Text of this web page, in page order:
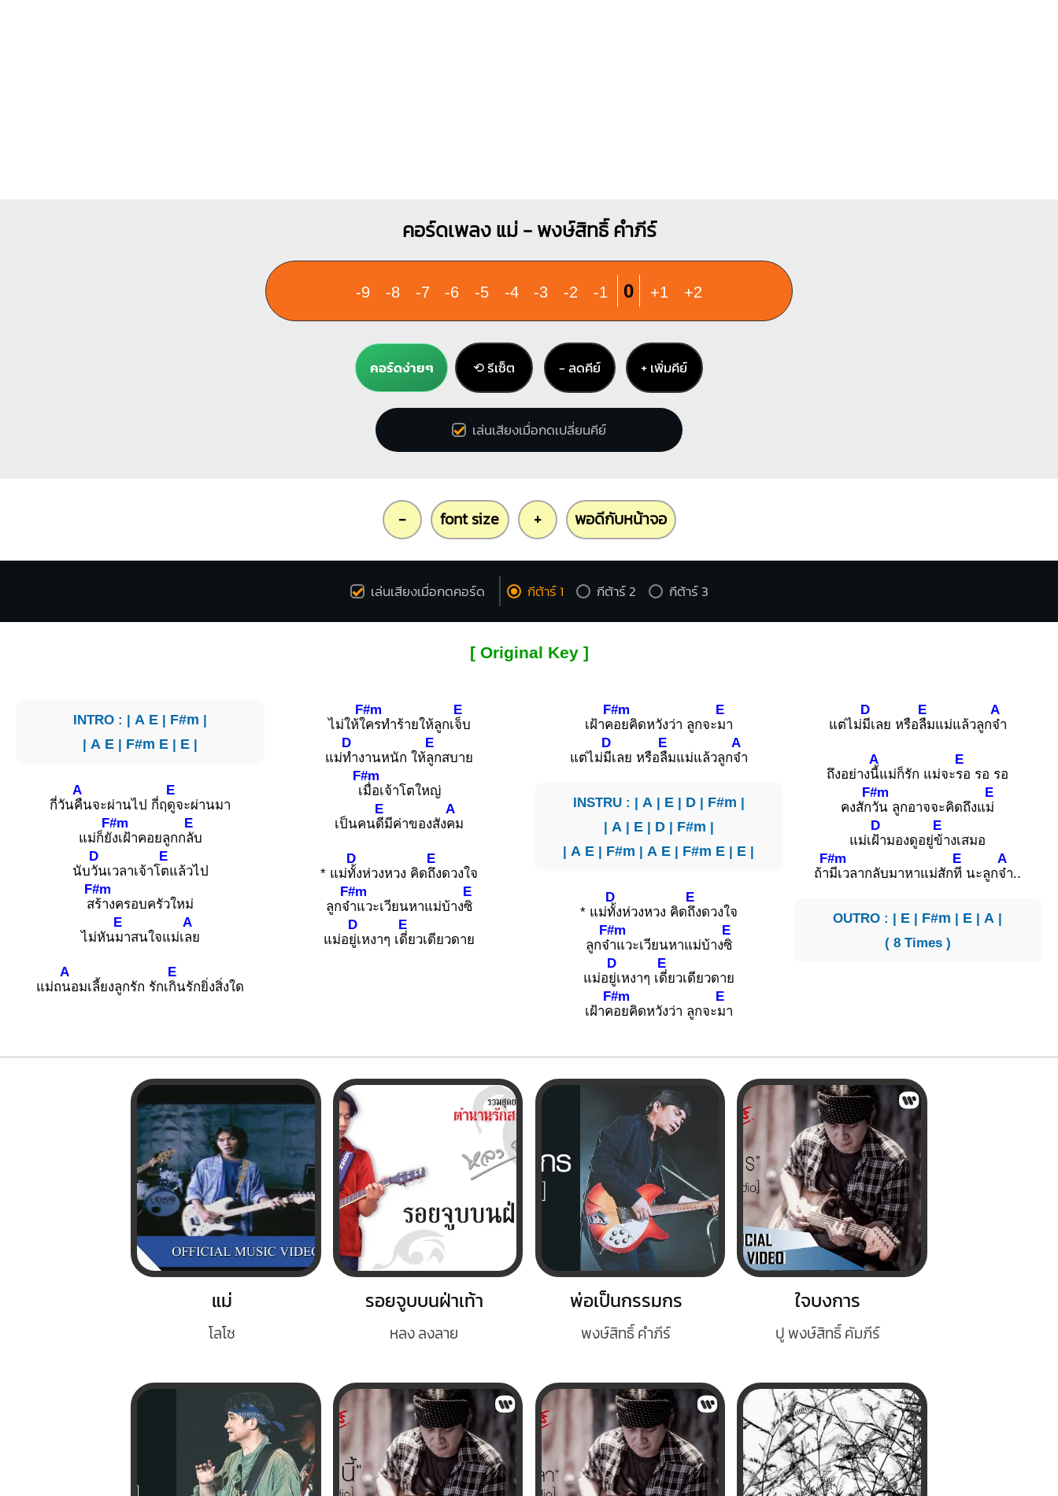
คอร์ดเพลง แม่ - พงษ์สิทธิ์ คำภีร์
-9 -8 -7 -6 -5 -4 -3 -2 -1 0 +1 +2
คอร์ดง่ายๆ ⟲ รีเซ็ต − ลดคีย์ + เพิ่มคีย์
เล่นเสียงเมื่อกดเปลี่ยนคีย์
- font size + พอดีกับหน้าจอ
เล่นเสียงเมื่อกดคอร์ด กีต้าร์ 1 กีต้าร์ 2 กีต้าร์ 3
[ Original Key ]
INTRO : | A E | F#m |
| A E | F#m E | E |
กี่วัน
A
คืนจะผ่านไป กี่ฤ
E
ดูจะผ่านมา
แม่ก็ยั
F#m
งเฝ้าคอยลูกก
E
ลับ
นับ
D
วันเวลาเจ้าโ
E
ตแล้วไป
ส
F#m
ร้างครอบครัวใหม่
ไม่หัน
E
มาสนใจแม่เ
A
ลย
แม่ถ
A
นอมเลี้ยงลูกรัก รักเ
E
กินรักยิ่งสิ่งใด
ไม่ให้ใ
F#m
ครทำร้ายให้ลูกเ
E
จ็บ
แม่
D
ทำงานหนัก ให้
E
ลูกสบาย
เ
F#m
มื่อเจ้าโตใหญ่
เป็นคน
E
ดีมีค่าของสัง
A
คม
* แม่
D
ทั้งห่วงหวง คิด
E
ถึงดวงใจ
ลูกจ๋
F#m
าแวะเวียนหาแม่บ้าง
E
ซิ
แม่อ
D
ยู่เหงาๆ เ
E
ดี่ยวเดียวดาย
เฝ้าค
F#m
อยคิดหวังว่า ลูกจะ
E
มา
แต่ไม่
D
มีเลย หรือ
E
ลืมแม่แล้วลูก
A
จ๋า
INSTRU : | A | E| D| F#m |
| A | E| D| F#m |
| A E | F#m | A E | F#m E | E |
* แม่
D
ทั้งห่วงหวง คิด
E
ถึงดวงใจ
ลูกจ๋
F#m
าแวะเวียนหาแม่บ้าง
E
ซิ
แม่อ
D
ยู่เหงาๆ เ
E
ดี่ยวเดียวดาย
เฝ้าค
F#m
อยคิดหวังว่า ลูกจะ
E
มา
แต่ไม่
D
มีเลย หรือ
E
ลืมแม่แล้วลูก
A
จ๋า
ถึงอย่าง
A
นี้แม่ก็รัก แม่จะ
E
รอ รอ รอ
คงสัก
F#m
วัน ลูกอาจจะคิดถึงแ
E
ม่
แม่เ
D
ฝ้ามองดูอยู่
E
ข้างเสมอ
ถ้า
F#m
มีเวลากลับมาหาแม่สัก
E
ที นะลูก
A
จ๋า..
OUTRO : | E | F#m | E | A |
( 8 Times )
แม่
โลโซ
รอยจูบบนฝ่าเท้า
หลง ลงลาย
พ่อเป็นกรรมกร
พงษ์สิทธิ์ คำภีร์
ใจบงการ
ปู พงษ์สิทธิ์ คัมภีร์